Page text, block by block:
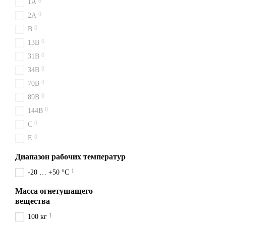
1A
2A 0
B 0
13B 0
31B 0
34B 0
70B 0
89B 0
144B 0
C 0
E 0
Диапазон рабочих температур
-20 … +50 °C 1
Масса огнетушащего
вещества
100 кг 1